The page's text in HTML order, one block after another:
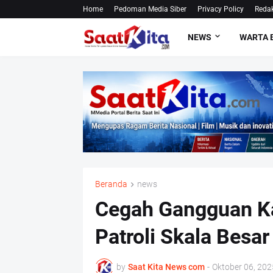
Home Pedoman Media Siber Privacy Policy
NEWS WARTA
Beranda news
Cegah Gangguan
Patroli Skala
by Saat Kita News com - Oktober 06,